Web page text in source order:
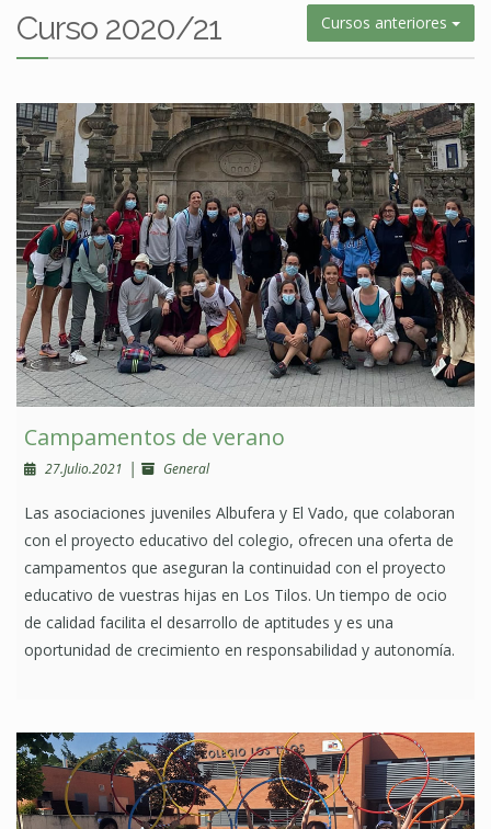
Cursos anteriores
Curso 2020/21
Campamentos de verano
27.Julio.2021 | General
Las asociaciones juveniles Albufera y El Vado, que colaboran
con el proyecto educativo del colegio, ofrecen una oferta de
campamentos que aseguran la continuidad con el proyecto
educativo de vuestras hijas en Los Tilos. Un tiempo de ocio
de calidad facilita el desarrollo de aptitudes y es una
oportunidad de crecimiento en responsabilidad y autonomía.